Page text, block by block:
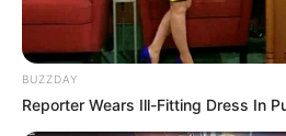
BUZZDAY
Reporter Wears Ill-Fitting Dress In